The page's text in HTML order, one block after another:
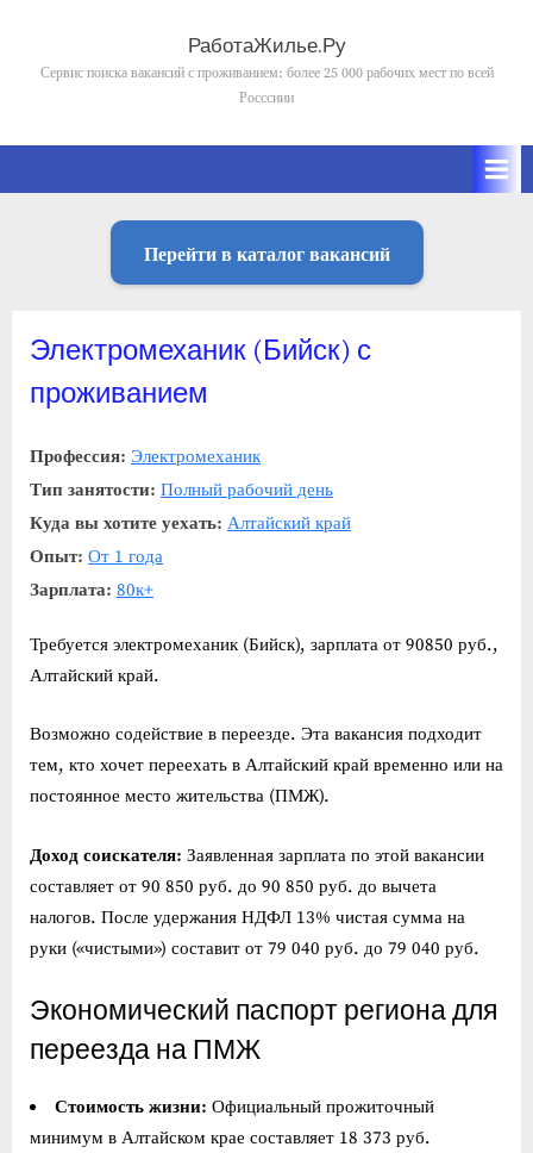
content
РаботаЖилье.Ру
Сервис поиска вакансий с проживанием: более 25 000 рабочих мест по всей
Росссиии
Перейти в каталог вакансий
Электромеханик (Бийск) с
проживанием
Профессия: Электромеханик
Тип занятости: Полный рабочий день
Куда вы хотите уехать: Алтайский край
Опыт: От 1 года
Зарплата: 80к+
Требуется электромеханик (Бийск), зарплата от 90850 руб.,
Алтайский край.
Возможно содействие в переезде. Эта вакансия подходит
тем, кто хочет переехать в Алтайский край временно или на
постоянное место жительства (ПМЖ).
Доход соискателя: Заявленная зарплата по этой вакансии
составляет от 90 850 руб. до 90 850 руб. до вычета
налогов. После удержания НДФЛ 13% чистая сумма на
руки («чистыми») составит от 79 040 руб. до 79 040 руб.
Экономический паспорт региона для
переезда на ПМЖ
Стоимость жизни: Официальный прожиточный
минимум в Алтайском крае составляет 18 373 руб.